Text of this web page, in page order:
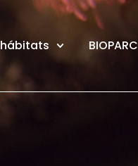
BIOPARC